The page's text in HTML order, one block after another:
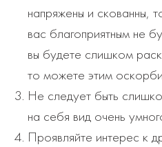
напряжены и скованны,
вас благоприятным не
вы будете слишком
то можете этим
Не следует быть
на себя вид очень
Проявляйте интерес к